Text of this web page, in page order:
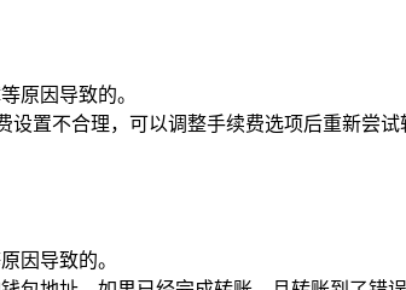
原因导致的。
置不合理，可以调整手续费选项后重新尝
因导致的。